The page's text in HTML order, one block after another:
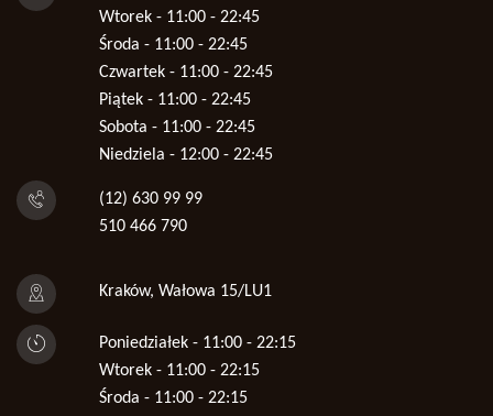
Wtorek - 11:00 - 22:45
Środa - 11:00 - 22:45
Czwartek - 11:00 - 22:45
Piątek - 11:00 - 22:45
Sobota - 11:00 - 22:45
Niedziela - 12:00 - 22:45
(12) 630 99 99
510 466 790
Kraków, Wałowa 15/LU1
Poniedziałek - 11:00 - 22:15
Wtorek - 11:00 - 22:15
Środa - 11:00 - 22:15